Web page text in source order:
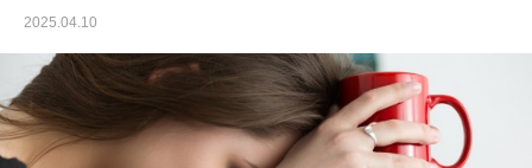
2025.04.10